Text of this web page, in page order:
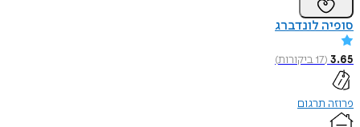
סופיה לונדברג
3.65
(
17ביקורות)
פרוזה תרגום